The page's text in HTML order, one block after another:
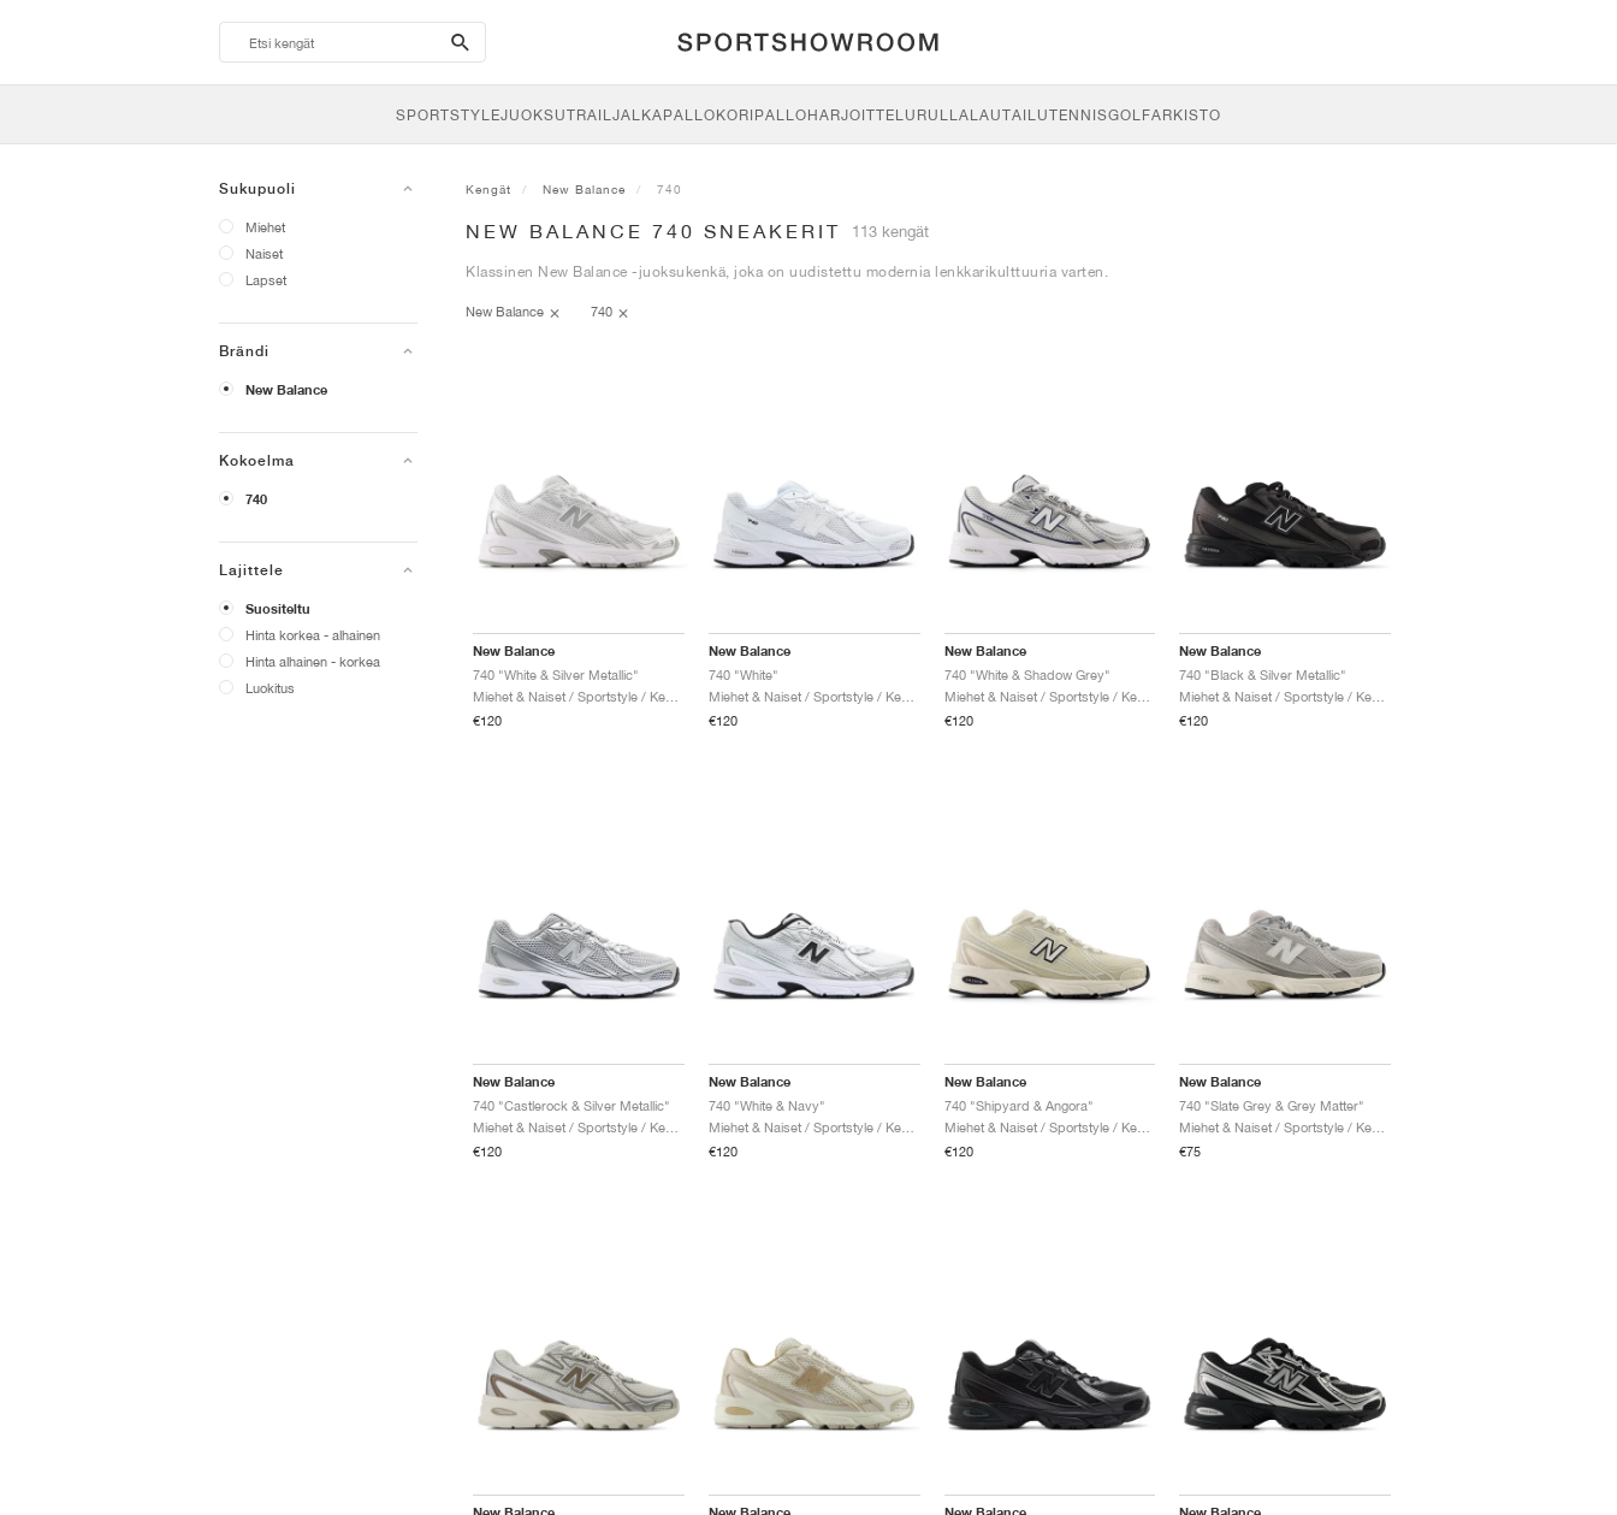
search-
btn
SPORTSTYLEJUOKSUTRAILJALKAPALLOKORIPALLOHARJOITTELU RULLALAUTAILUTENNISGOLFARKISTO
Sukupuoli
Miehet
Naiset
Lapset
Brändi
New Balance
Kokoelma
740
Lajittele
Suositeltu
Hinta korkea - alhainen
Hinta alhainen - korkea
Luokitus
Kengät New Balance 740
NEW BALANCE 740 SNEAKERIT 113 kengät
Klassinen New Balance -juoksukenkä, joka on uudistettu modernia lenkkarikulttuuria varten.
New Balance 740
New Balance
740 "White & Silver Metallic"
€120
New Balance
740 "White"
Miehet & Naiset / Sportstyle / Kengät
€120
New Balance
740 "White & Shadow Grey"
Miehet & Naiset / Sportstyle / Kengät
€120
New Balance
740 "Black & Silver Metallic"
€120
New Balance
740 "Castlerock & Silver Metallic"
€120
New Balance
740 "White & Navy"
Miehet & Naiset / Sportstyle / Kengät
€120
New Balance
740 "Shipyard & Angora"
Miehet & Naiset / Sportstyle / Kengät
€120
New Balance
740 "Slate Grey & Grey Matter"
€75